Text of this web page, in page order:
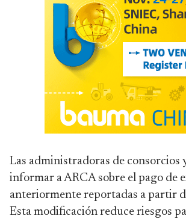
Las administradoras de consorcios
informar a ARCA sobre el pago de
anteriormente reportadas a partir
Esta modificación reduce riesgos